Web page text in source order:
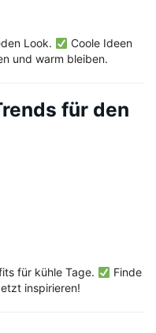
Look.
Coole Ideen
und warm bleiben.
für den
für kühle Tage.
Finde
inspirieren!